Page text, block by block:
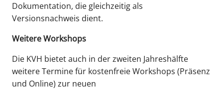
Dokumentation, die gleichzeitig als
Versionsnachweis dient.
Weitere Workshops
Die KVH bietet auch in der zweiten Jahreshälfte
weitere Termine für kostenfreie Workshops (Präsenz
und Online) zur neuen